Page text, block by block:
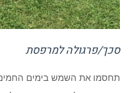
סכך/פרגולה למרפסת
תחסמו את השמש בימים החמים